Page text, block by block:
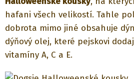
hafani všech velikostí. Tahle
dobrota mimo jiné obsahuje
dýňový olej, které pejskovi
vitamíny A, C a E.